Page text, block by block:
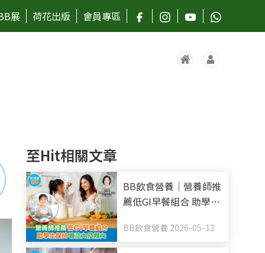
展 荷花出版 會員專區
至Hit相關文章
BB飲食營養｜營養師推
薦低GI早餐組合 助學生
BB飲食營養 2026-05-12